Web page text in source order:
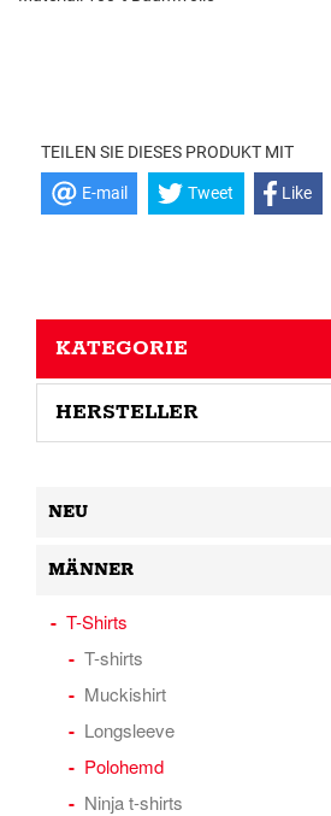
TEILEN SIE DIESES PRODUKT MIT
E-mail Tweet Like
KATEGORIE
HERSTELLER
NEU
MÄNNER
T-Shirts
T-shirts
Muckishirt
Longsleeve
Polohemd
Ninja t-shirts